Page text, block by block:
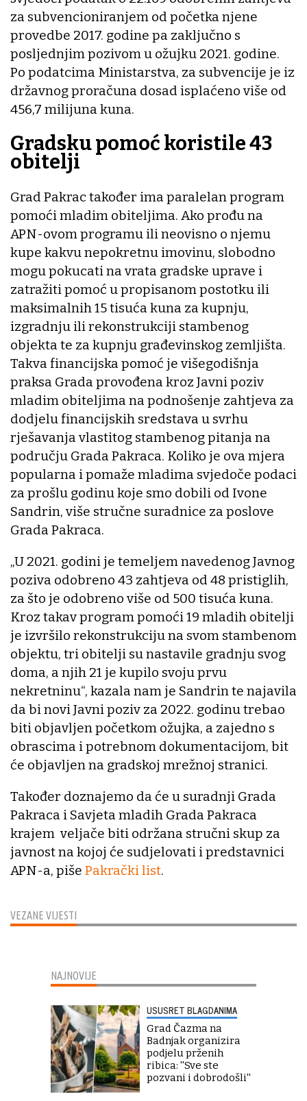
VEZANE VIJESTI
za subvencioniranjem od početka njene
provedbe 2017. godine pa zaključno s
posljednjim pozivom u ožujku 2021. godine.
Po podatcima Ministarstva, za subvencije je iz
državnog proračuna dosad isplaćeno više od
456,7 milijuna kuna.
Gradsku pomoć koristile 43
obitelji
Grad Pakrac također ima paralelan program
pomoći mladim obiteljima. Ako prođu na
APN-ovom programu ili neovisno o njemu
kupe kakvu nepokretnu imovinu, slobodno
mogu pokucati na vrata gradske uprave i
zatražiti pomoć u propisanom postotku ili
maksimalnih 15 tisuća kuna za kupnju,
izgradnju ili rekonstrukciji stambenog
objekta te za kupnju građevinskog zemljišta.
Takva financijska pomoć je višegodišnja
praksa Grada provođena kroz Javni poziv
mladim obiteljima na podnošenje zahtjeva za
dodjelu financijskih sredstava u svrhu
rješavanja vlastitog stambenog pitanja na
području Grada Pakraca. Koliko je ova mjera
popularna i pomaže mladima svjedoče podaci
za prošlu godinu koje smo dobili od Ivone
Sandrin, više stručne suradnice za poslove
Grada Pakraca.
„U 2021. godini je temeljem navedenog Javnog
poziva odobreno 43 zahtjeva od 48 pristiglih,
za što je odobreno više od 500 tisuća kuna.
Kroz takav program pomoći 19 mladih obitelji
je izvršilo rekonstrukciju na svom stambenom
objektu, tri obitelji su nastavile gradnju svog
doma, a njih 21 je kupilo svoju prvu
nekretninu“, kazala nam je Sandrin te najavila
da bi novi Javni poziv za 2022. godinu trebao
biti objavljen početkom ožujka, a zajedno s
obrascima i potrebnom dokumentacijom, bit
će objavljen na gradskoj mrežnoj stranici.
Također doznajemo da će u suradnji Grada
Pakraca i Savjeta mladih Grada Pakraca
krajem veljače biti održana stručni skup za
javnost na kojoj će sudjelovati i predstavnici
APN-a, piše Pakrački list.
NAJNOVIJE
USUSRET BLAGDANIMA
Grad Čazma na
Badnjak organizira
podjelu prženih
ribica: ''Sve ste
pozvani i dobrodošli''